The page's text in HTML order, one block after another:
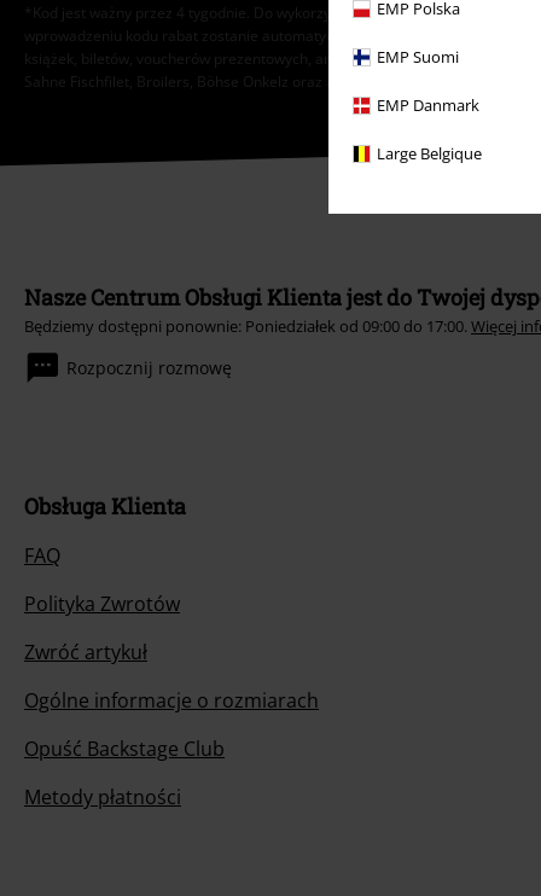
EMP Polska
EMP Suomi
EMP Danmark
Large Belgique
*Kod jest ważny przez 4 tygodnie. Do wykorzystania tylko online. NIe łączy
wprowadzeniu kodu rabat zostanie automatycznie uwzględniony w koszyku
książek, biletów, voucherów prezentowych, artykułów: Rammstein, (Till)
Sahne Fischfilet, Broilers, Böhse Onkelz oraz artykułów z donacją w cenie.
Nasze Centrum Obsługi Klienta jest do Twojej
Będziemy dostępni ponownie: Poniedziałek od 09:00 do 17:00. Więcej
Rozpocznij rozmowę
Obsługa Klienta
FAQ
Polityka Zwrotów
Zwróć artykuł
Ogólne informacje o rozmiarach
Opuść Backstage Club
Metody płatności